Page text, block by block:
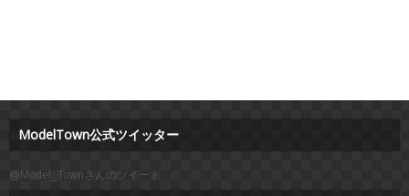
ModelTown公式ツイッター
@Model_Townさんのツイート